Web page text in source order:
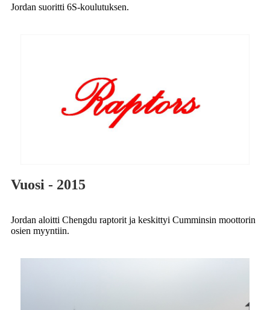
Jordan suoritti 6S-koulutuksen.
Vuosi - 2015
Jordan aloitti Chengdu raptorit ja keskittyi Cumminsin moottorin
osien myyntiin.